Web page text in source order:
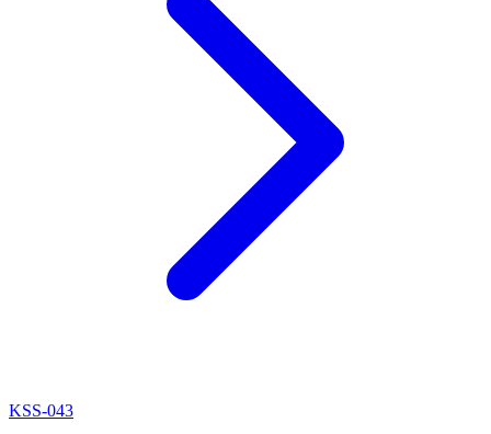
KSS-043